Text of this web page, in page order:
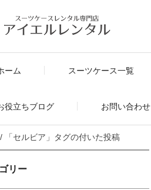
ーム スーツケース一覧
役立ちブログ お問い合わせ
/ 「セルビア」タグの付いた投稿
リー